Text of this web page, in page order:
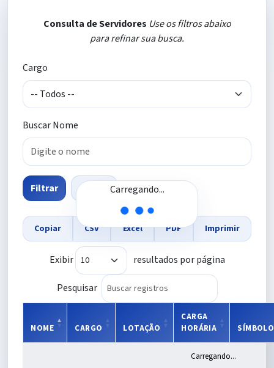
Consulta de Servidores Use os filtros abaixo
para refinar sua busca.
Cargo
Buscar Nome
Filtrar Limpar
Copiar CSV Excel PDF Imprimir
Exibir resultados por página
Pesquisar
Carregando...
NOME CARGO LOTAÇÃO
CARGA
HORÁRIA
SÍMBOLO
Carregando...